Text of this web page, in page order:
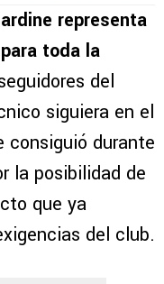
representa
toda la
del
siguiera en el
consiguió durante
la posibilidad de
que ya
del club.